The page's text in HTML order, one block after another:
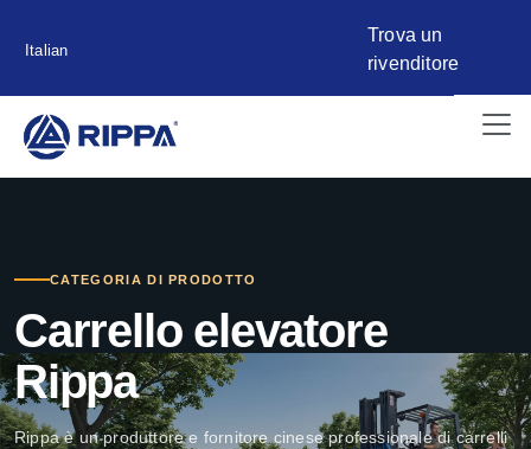
Italian
Trova un
rivenditore
CATEGORIA DI PRODOTTO
Carrello elevatore
Rippa
Rippa è un produttore e fornitore cinese professionale di carrelli